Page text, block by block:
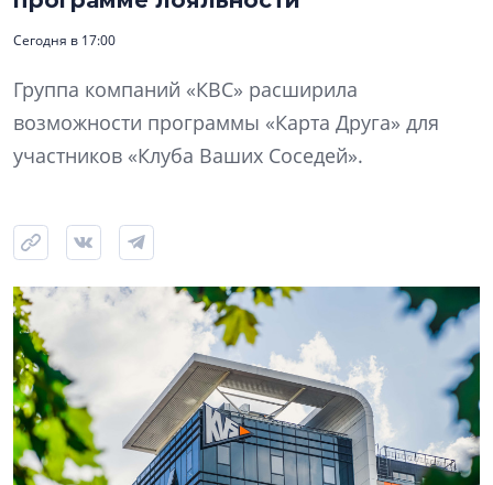
Сегодня в 17:00
Группа компаний «КВС» расширила
возможности программы «Карта Друга» для
участников «Клуба Ваших Соседей».